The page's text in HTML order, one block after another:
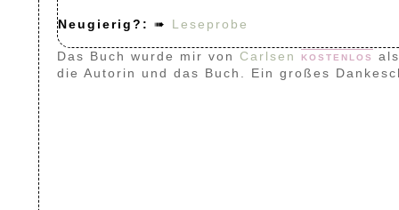
Neugierig?: ➠ Leseprobe
Das Buch wurde mir von Carlsen kostenlos
die Autorin und das Buch. Ein großes